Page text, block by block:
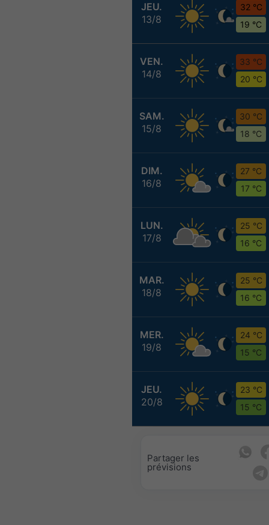
JEU.
13/8
32 °C
19 °C
VEN.
14/8
33 °C
20 °C
SAM.
15/8
30 °C
18 °C
DIM.
16/8
27 °C
17 °C
LUN.
17/8
25 °C
16 °C
MAR.
18/8
25 °C
16 °C
MER.
19/8
24 °C
15 °C
JEU.
20/8
23 °C
15 °C
Partager les
prévisions